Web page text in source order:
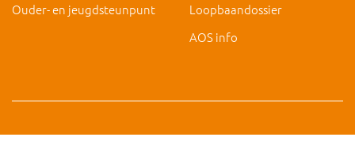
Ouder- en jeugdsteunpunt
Loopbaandossier
AOS info
Copyright 2019 IVO Deurne | hc@ivo-deurne.nl|Cookies